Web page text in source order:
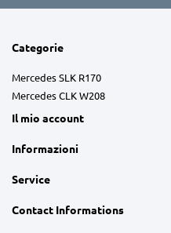
Categorie
Mercedes SLK R170
Mercedes CLK W208
Il mio account
Informazioni
Service
Contact Informations